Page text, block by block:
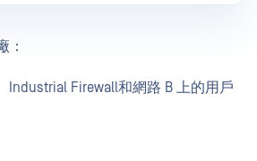
廠：
Industrial Firewall和網路 B 上的用戶